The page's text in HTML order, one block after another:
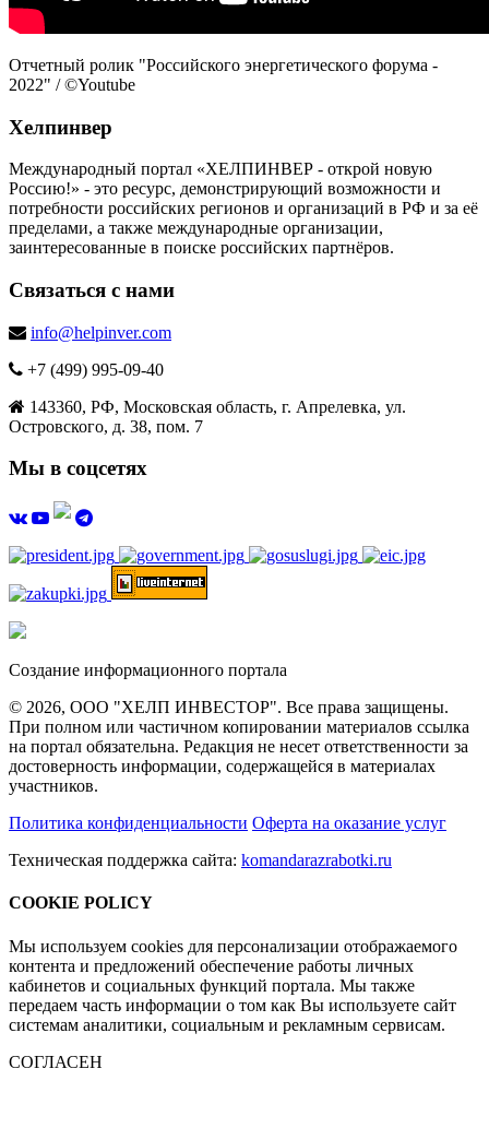
Отчетный ролик "Российского энергетического форума -
2022" / ©Youtube
Хелпинвер
Международный портал «ХЕЛПИНВЕР - открой новую
Россию!» - это ресурс, демонстрирующий возможности и
потребности российских регионов и организаций в РФ и за её
пределами, а также международные организации,
заинтересованные в поиске российских партнёров.
Связаться с нами
info@helpinver.com
+7 (499) 995-09-40
143360, РФ, Московская область, г. Апрелевка, ул.
Островского, д. 38, пом. 7
Мы в соцсетях
Создание информационного портала
© 2026, ООО "ХЕЛП ИНВЕСТОР". Все права защищены.
При полном или частичном копировании материалов ссылка
на портал обязательна. Редакция не несет ответственности за
достоверность информации, содержащейся в материалах
участников.
Политика конфиденциальности Оферта на оказание услуг
Техническая поддержка сайта: komandarazrabotki.ru
COOKIE POLICY
Мы используем cookies для персонализации отображаемого
контента и предложений обеспечение работы личных
кабинетов и социальных функций портала. Мы также
передаем часть информации о том как Вы используете сайт
системам аналитики, социальным и рекламным сервисам.
СОГЛАСЕН